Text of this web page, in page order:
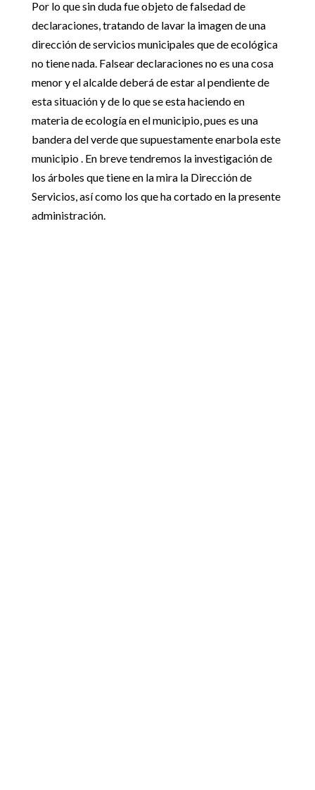
Por lo que sin duda fue objeto de falsedad de
declaraciones, tratando de lavar la imagen de una
dirección de servicios municipales que de ecológica
no tiene nada. Falsear declaraciones no es una cosa
menor y el alcalde deberá de estar al pendiente de
esta situación y de lo que se esta haciendo en
materia de ecología en el municipio, pues es una
bandera del verde que supuestamente enarbola este
municipio . En breve tendremos la investigación de
los árboles que tiene en la mira la Dirección de
Servicios, así como los que ha cortado en la presente
administración.